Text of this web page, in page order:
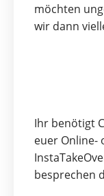
möchten
wir dann
Ihr benötigt
euer Online-
besprechen